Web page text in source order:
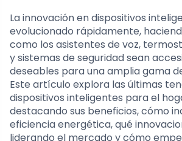
La innovación en dispositivos
evolucionado rápidamente,
como los asistentes de voz,
y sistemas de seguridad sean
deseables para una amplia gama
Este artículo explora las últimas
dispositivos inteligentes para el
destacando sus beneficios, cómo
eficiencia energética, qué
liderando el mercado y cómo